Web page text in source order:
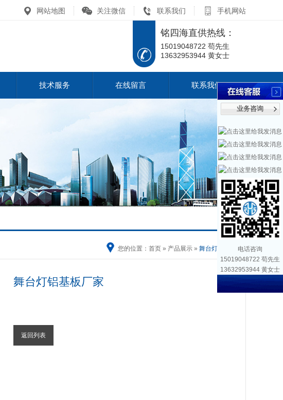
网站地图 关注微信 联系我们 手机网站
铭四海直供热线：
15019048722 苟先生
13632953944 黄女士
技术服务 在线留言 联系我们
您的位置： 首页 » 产品展示 » 舞台灯铝基板
舞台灯铝基板厂家
返回列表
业务咨询
电话咨询
15019048722 苟先生
13632953944 黄女士